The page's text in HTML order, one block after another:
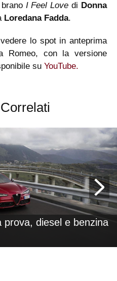
I Feel Love di Donna
Loredana Fadda.
lo spot in anteprima
Romeo, con la versione
su YouTube.
prova, diesel e benzina